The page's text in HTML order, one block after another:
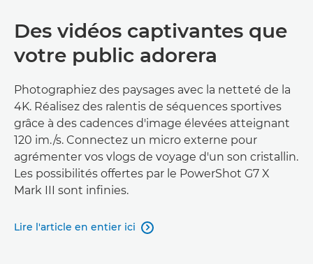
Des vidéos captivantes que
votre public adorera
Photographiez des paysages avec la netteté de la
4K. Réalisez des ralentis de séquences sportives
grâce à des cadences d'image élevées atteignant
120 im./s. Connectez un micro externe pour
agrémenter vos vlogs de voyage d'un son cristallin.
Les possibilités offertes par le PowerShot G7 X
Mark III sont infinies.
Lire l'article en entier ici 